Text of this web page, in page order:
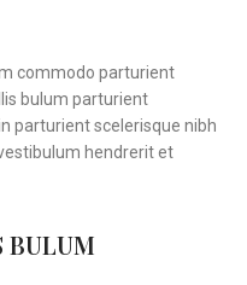
commodo parturient
bulum parturient
parturient scelerisque nibh
hendrerit et
BULUM